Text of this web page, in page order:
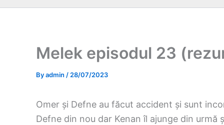
Melek episodul 23
Byadmin / 28/07/2023
Omer și Defne au făcut accident și sunt
Defne din nou dar Kenan îl ajunge din urmă